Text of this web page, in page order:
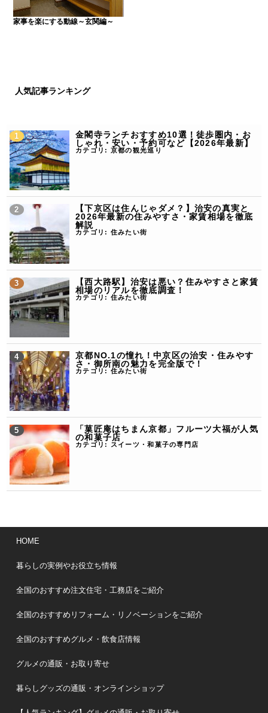
家事を楽にする動線～玄関編～
人気記事ランキング
金閣寺ランチおすすめ10選！徒歩圏内・お
しゃれ・安い・予約可など【2026年最新】
カテゴリ: 京都の観光巡り
【下京区は住んじゃダメ？】治安の真実と
2026年最新の住みやすさ・家賃相場を徹底
解説
カテゴリ: 住みたい街
【西大路駅】治安は悪い？住みやすさと家賃
相場のリアルを徹底調査！
カテゴリ: 住みたい街
京都NO.1の憧れ！中京区の治安・住みやす
さ・御所南の魅力を完全版で！
カテゴリ: 住みたい街
「菓匠庵はちまん京都」フルーツ大福が人気
の和菓子店
カテゴリ: スイーツ・和菓子の専門店
HOME
暮らしの実例やお役立ち情報
全国のおすすめ注文住宅・工務店をご紹介
全国のおすすめリフォーム・リノベーションをご紹介
全国のおすすめグルメ・飲食店情報
グルメの通販・お取り寄せ
暮らしグッズの通販・オンラインショップ